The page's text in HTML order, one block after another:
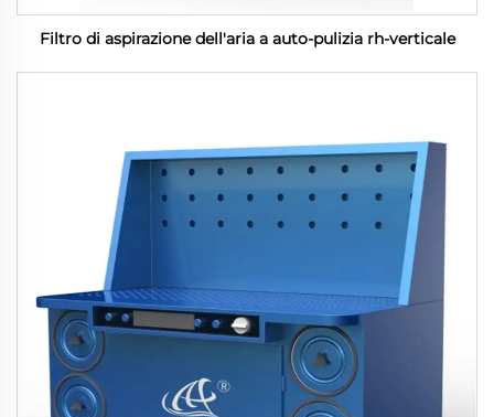
Filtro di aspirazione dell'aria a auto-pulizia rh-verticale